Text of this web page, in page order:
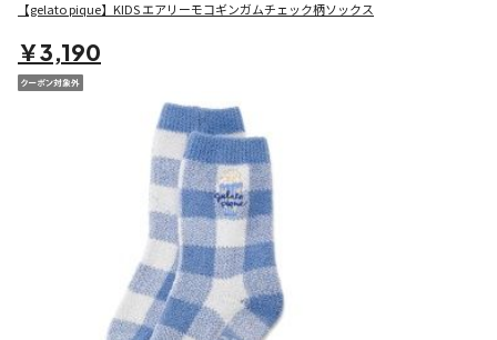
【gelato pique】KIDS エアリーモコギンガムチェック柄ソックス
￥3,190